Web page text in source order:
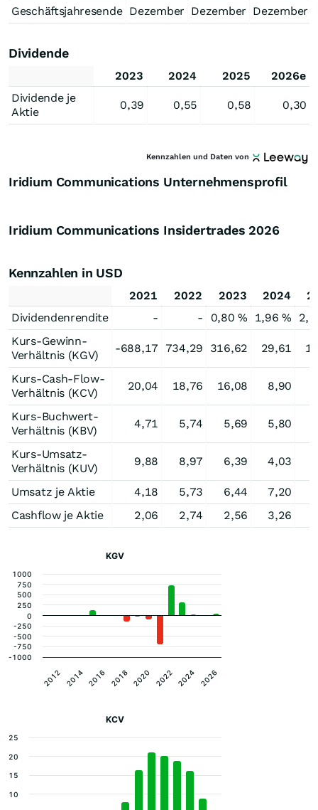
Geschäftsjahresende Dezember Dezember Dezember
Dividende
2023 2024 2025
2026e
Dividende je
Aktie
0,39 0,55 0,58 0,30
Kennzahlen und Daten von
Iridium Communications Unternehmensprofil
Iridium Communications Insidertrades 2026
Kennzahlen in USD
2021 2022 2023 2024
Dividendenrendite
- - 0,80 % 1,96 %
Kurs-Gewinn-
Verhältnis (KGV)
-688,17 734,29 316,62 29,61
Kurs-Cash-Flow-
Verhältnis (KCV)
20,04 18,76 16,08 8,90
Kurs-Buchwert-
Verhältnis (KBV)
4,71 5,74 5,69 5,80
Kurs-Umsatz-
Verhältnis (KUV)
9,88 8,97 6,39 4,03
Umsatz je Aktie 4,18 5,73 6,44 7,20
Cashflow je Aktie
2,06 2,74 2,56 3,26
KGV
2012 2014 2016 2018 2020 2022 2024 2026
-1000
-750
-500
-250
0
250
500
750
1000
KCV
10
15
20
25